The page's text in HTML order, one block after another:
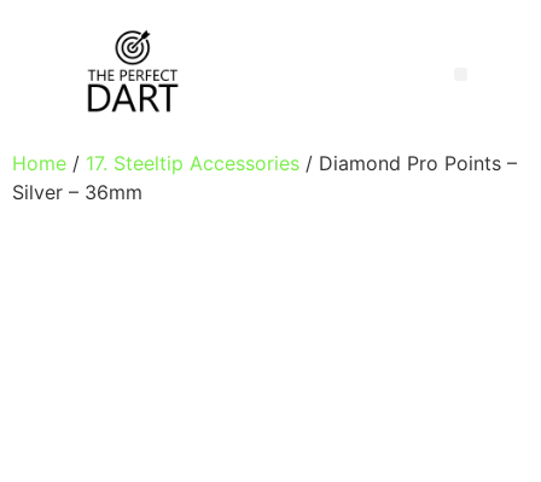
Home / 17. Steeltip Accessories / Diamond Pro Points –
Silver – 36mm